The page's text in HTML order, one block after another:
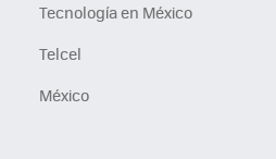
Tecnología en México
Telcel
México